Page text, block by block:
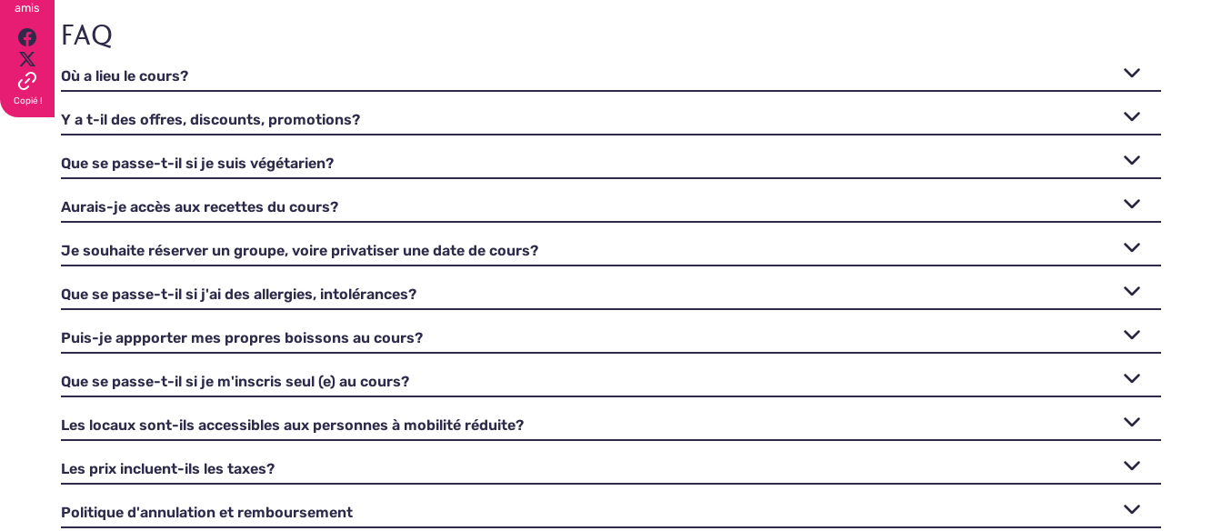
amis
Copié !
FAQ
Où a lieu le cours?
Y a t-il des offres, discounts, promotions?
Que se passe-t-il si je suis végétarien?
Aurais-je accès aux recettes du cours?
Je souhaite réserver un groupe, voire privatiser une date de cours?
Que se passe-t-il si j'ai des allergies, intolérances?
Puis-je appporter mes propres boissons au cours?
Que se passe-t-il si je m'inscris seul (e) au cours?
Les locaux sont-ils accessibles aux personnes à mobilité réduite?
Les prix incluent-ils les taxes?
Politique d'annulation et remboursement